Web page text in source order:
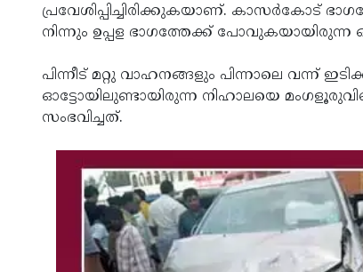
പ്രവേശിപ്പിച്ചിരിക്കുകയാണ്. കാസര്‍കോട്
നിന്നും ഉപ്പള ഭാഗത്തേക്ക് പോവുകയായിരുന്ന
പിന്നീട് മറ്റു വാഹനങ്ങളും പിന്നാലെ വന്ന്
ഓട്ടോയിലുണ്ടായിരുന്ന നിഹാലയെ
സംഭവിച്ചത്.